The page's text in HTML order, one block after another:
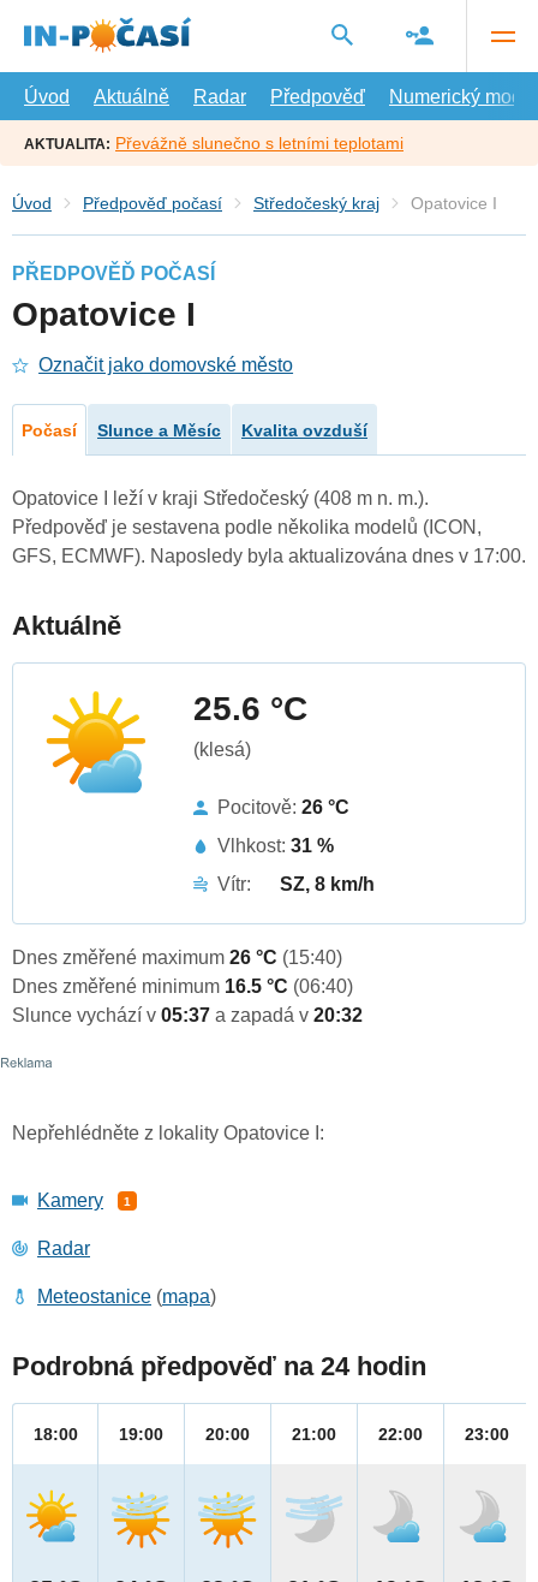
hlavní
Úvod
Aktuálně Radar Předpověď Numerický model
AKTUALITA: Převážně slunečno s letními teplotami
Úvod Předpověď počasí Středočeský kraj Opatovice I
PŘEDPOVĚĎ POČASÍ
Opatovice I
Označit jako domovské město
Počasí Slunce a Měsíc Kvalita ovzduší
Opatovice I leží v kraji Středočeský (408 m n. m.).
Předpověď je sestavena podle několika modelů (ICON,
GFS, ECMWF). Naposledy byla aktualizována dnes v 17:00.
Aktuálně
25.6 °C
(klesá)
Pocitově: 26 °C
Vlhkost: 31 %
Vítr:
SZ, 8 km/h
Dnes změřené maximum 26 °C (15:40)
Dnes změřené minimum 16.5 °C (06:40)
Slunce vychází v 05:37 a zapadá v 20:32
Nepřehlédněte z lokality Opatovice I:
Kamery 1
Radar
Meteostanice (mapa)
Podrobná předpověď na 24 hodin
18:00 19:00 20:00 21:00 22:00 23:00